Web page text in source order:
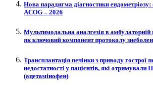
Нова парадигма діагностики ендометріозу:
ACOG – 2026
Мультимодальна аналгезія в амбулаторній
як ключовий компонент протоколу
Трансплантація печінки з приводу гострої
недостатності у пацієнтів, які
(ацетамінофен)